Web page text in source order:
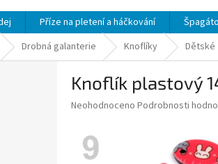
Příze na pletení a háčkování
Drobná galanterie Knoflíky Dětské
Knoflík plastový
Průměrné
Neohodnoceno Podrobnosti